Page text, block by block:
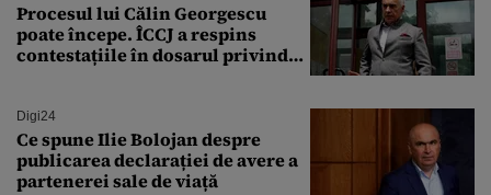
Procesul lui Călin Georgescu
poate începe. ÎCCJ a respins
contestațiile în dosarul privind
Digi24
Ce spune Ilie Bolojan despre
publicarea declarației de avere a
partenerei sale de viață